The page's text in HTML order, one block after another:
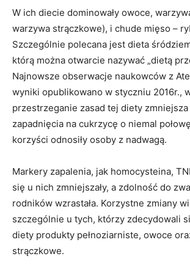
W ich diecie dominowały owoce,
warzywa strączkowe), i chude mięso –
Szczególnie polecana jest dieta
którą można otwarcie nazywać „dietą
Najnowsze obserwacje naukowców z
wyniki opublikowano w styczniu 2016r.,
przestrzeganie zasad tej diety
zapadnięcia na cukrzycę o niemal
korzyści odnosiły osoby z nadwagą.
Markery zapalenia, jak homocysteina,
się u nich zmniejszały, a zdolność do
rodników wzrastała. Korzystne zmiany
szczególnie u tych, którzy zdecydowali
diety produkty pełnoziarniste, owoce
strączkowe.